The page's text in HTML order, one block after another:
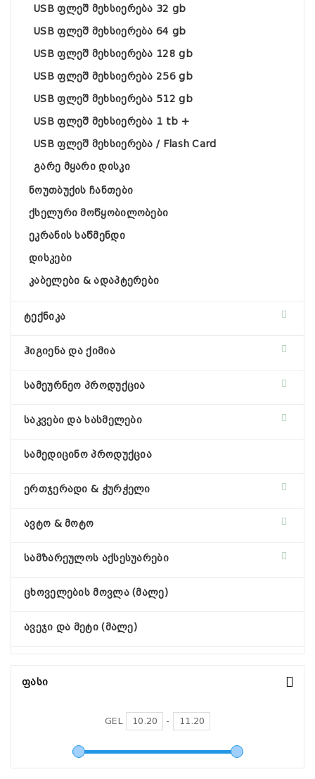
USB ფლეშ მეხსიერება 32 gb
USB ფლეშ მეხსიერება 64 gb
USB ფლეშ მეხსიერება 128 gb
USB ფლეშ მეხსიერება 256 gb
USB ფლეშ მეხსიერება 512 gb
USB ფლეშ მეხსიერება 1 tb +
USB ფლეშ მეხსიერება / Flash Card
გარე მყარი დისკი
ნოუთბუქის ჩანთები
ქსელური მოწყობილობები
ეკრანის საწმენდი
დისკები
კაბელები & ადაპტერები
ტექნიკა
ჰიგიენა და ქიმია
სამეურნეო პროდუქცია
საკვები და სასმელები
სამედიცინო პროდუქცია
ერთჯერადი & ჭურჭელი
ავტო & მოტო
სამზარეულოს აქსესუარები
ცხოველების მოვლა (მალე)
ავეჯი და მეტი (მალე)
Ფასი
GEL -